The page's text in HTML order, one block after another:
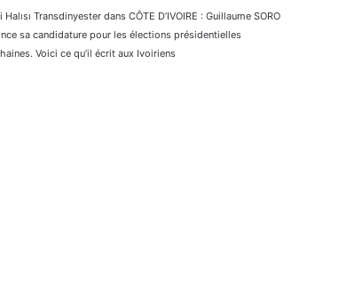
Halısı Transdinyester dans CÔTE D’IVOIRE : Guillaume SORO
sa candidature pour les élections présidentielles
Voici ce qu’il écrit aux Ivoiriens